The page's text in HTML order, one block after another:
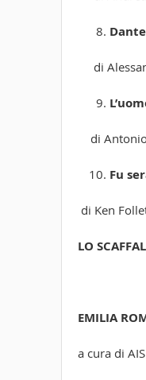
Dante
di
di Antonio
Fu
di Ken
LO
EMILIA
a cura di